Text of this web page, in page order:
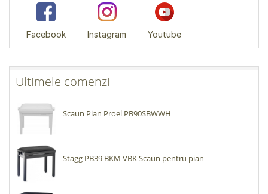
Facebook Instagram Youtube
Ultimele comenzi
Scaun Pian Proel PB90SBWWH
Stagg PB39 BKM VBK Scaun pentru pian